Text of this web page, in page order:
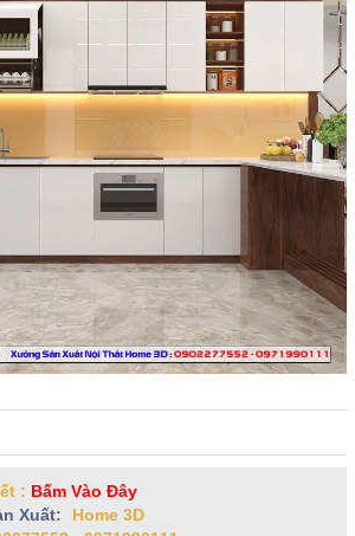
: Bấm Vào Đây
Xuất:
Home 3D